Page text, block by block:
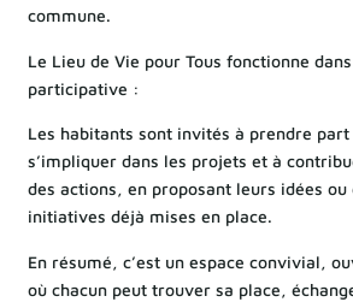
commune.
Le Lieu de Vie pour Tous fonctionne
participative :
Les habitants sont invités à prendre
s’impliquer dans les projets et à
des actions, en proposant leurs idées
initiatives déjà mises en place.
En résumé, c’est un espace convivial,
où chacun peut trouver sa place,